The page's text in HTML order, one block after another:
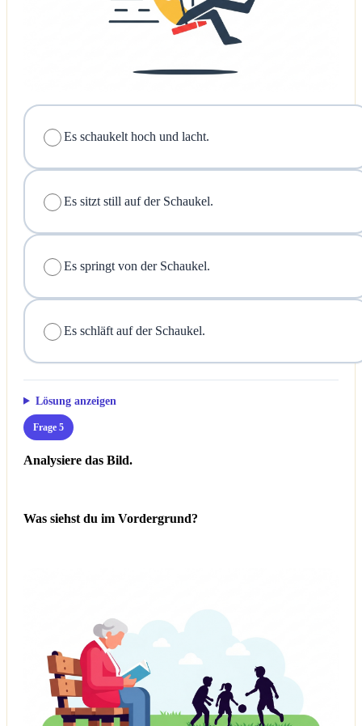
Es schaukelt hoch und lacht.
Es sitzt still auf der Schaukel.
Es springt von der Schaukel.
Es schläft auf der Schaukel.
Lösung anzeigen
Frage 5
Analysiere das Bild.
Was siehst du im Vordergrund?